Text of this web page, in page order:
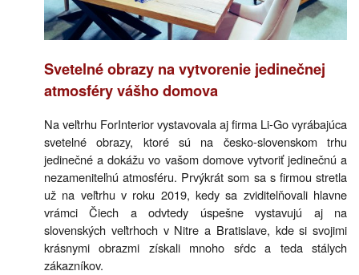
Svetelné obrazy na vytvorenie jedinečnej
atmosféry vášho domova
Na veľtrhu ForInterior vystavovala aj firma Li-Go vyrábajúca
svetelné obrazy, ktoré sú na česko-slovenskom trhu
jedinečné a dokážu vo vašom domove vytvoriť jedinečnú a
nezameniteľnú atmosféru. Prvýkrát som sa s firmou stretla
už na veľtrhu v roku 2019, kedy sa zviditelňovali hlavne
vrámci Čiech a odvtedy úspešne vystavujú aj na
slovenských veľtrhoch v Nitre a Bratislave, kde si svojimi
krásnymi obrazmi získali mnoho sŕdc a teda stálych
zákazníkov.